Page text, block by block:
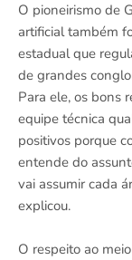
O pioneirismo de
artificial também
estadual que
de grandes
Para ele, os bons
equipe técnica
positivos porque
entende do
vai assumir cada
explicou.
O respeito ao